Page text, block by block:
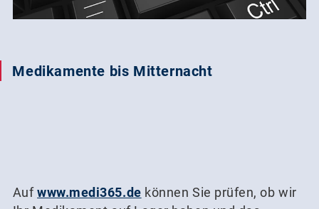
Medikamente bis Mitternacht
Aufwww.medi365.de können Sie prüfen, ob wir